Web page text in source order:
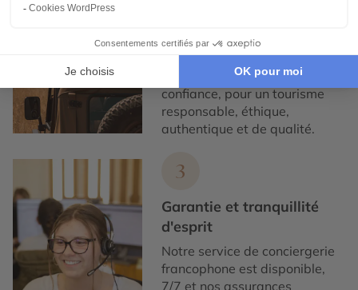
Nous collaborons
exclusivement avec des
partenaires locaux de
confiance, pour un tourisme
responsable, éthique,
authentique et de qualité.
3
Garantie et tranquillité
d'esprit
Notre service de conciergerie
francophone est disponible,
7/7 et nos assurances